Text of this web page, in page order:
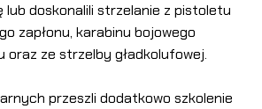
lub doskonalili strzelanie z pistoletu
zapłonu, karabinu bojowego
oraz ze strzelby gładkolufowej.
przeszli dodatkowo szkolenie